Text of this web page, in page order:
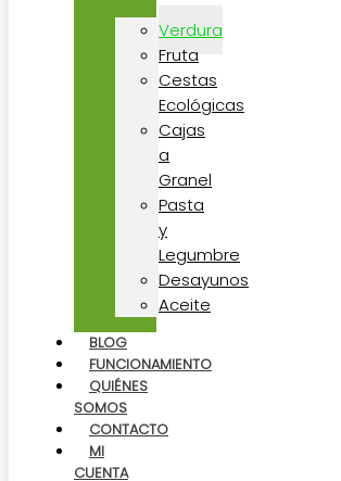
Verdura
Fruta
Cestas
Ecológicas
Cajas
a
Granel
Pasta
y
Legumbre
Desayunos
Aceite
BLOG
FUNCIONAMIENTO
QUIÉNES
SOMOS
CONTACTO
MI
CUENTA